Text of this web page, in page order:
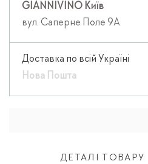
GIANNIVINO Київ
вул. Саперне Поле 9А
Доставка по всій Україні
Нова Пошта
ДЕТАЛІ ТОВАРУ